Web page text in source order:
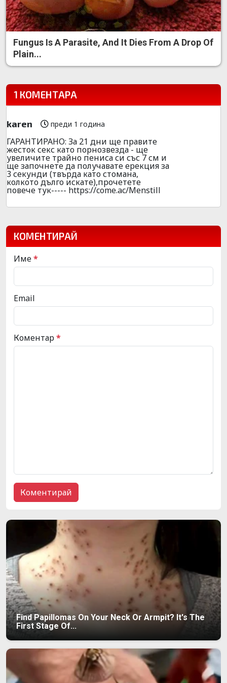
Fungus Is A Parasite, And It Dies From A Drop Of
Plain...
1 КОМЕНТАРА
karen преди 1 година
ГАРАНТИРАНО: За 21 дни ще правите
жесток секс като порнозвезда - ще
увеличите трайно пениса си със 7 см и
ще започнете да получавате ерекция за
3 секунди (твърда като стомана,
колкото дълго искате),прочетете
повече тук----- https://come.ac/Menstill
КОМЕНТИРАЙ
Име*
Email
Коментар*
Find Papillomas On Your Neck Or Armpit? It's The
First Stage Of...